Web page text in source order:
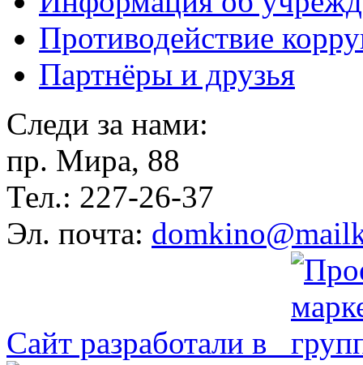
Противодействие
Партнёры и друзья
Следи за нами:
пр. Мира, 88
Тел.: 227-26-37
Эл. почта:
Сайт разработали в